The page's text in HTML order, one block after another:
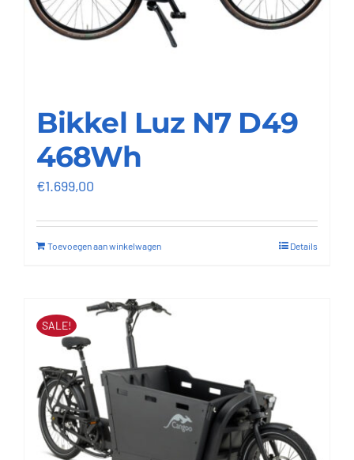
Bikkel Luz N7 D49
468Wh
€1.699,00
Toevoegen aan winkelwagen Details
SALE!